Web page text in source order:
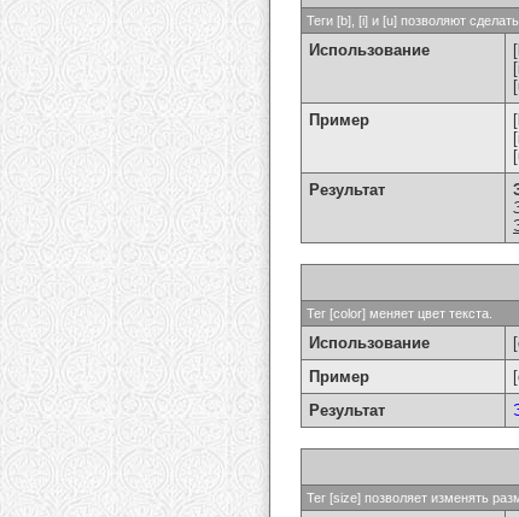
Теги [b], [i] и [u] позволяют
Использование
Пример
Результат
Тег [color] меняет цвет текста.
Использование
Пример
Результат
Тег [size] позволяет изменять